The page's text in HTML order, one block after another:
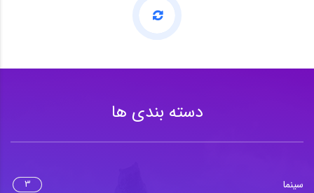
دسته بندی ها
سینما 3